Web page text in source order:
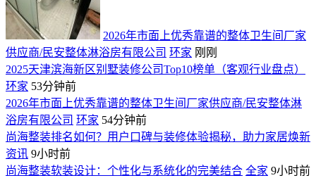
2026年市面上优秀靠谱的整体卫生间厂家
供应商/民安整体淋浴房有限公司 环家 刚刚
2025天津滨海新区别墅装修公司Top10榜单（客观行业盘点）
环家 53分钟前
2026年市面上优秀靠谱的整体卫生间厂家供应商/民安整体淋
浴房有限公司 环家 54分钟前
尚海整装排名如何？用户口碑与装修体验揭秘，助力家居焕新
资讯 9小时前
尚海整装软装设计：个性化与系统化的完美结合 全家 9小时前